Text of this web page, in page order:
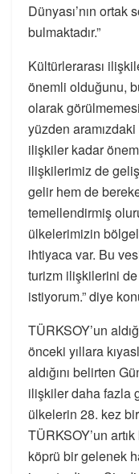
Dünyası’nın
bulmaktadır.”
Kültürlerarası
önemli olduğunu,
olarak
yüzden
ilişkiler kadar
ilişkilerimiz de
gelir hem de
temellendirmiş
ülkelerimizin
ihtiyaca var. Bu
turizm ilişkilerini
istiyorum.” diye
TÜRKSOY’un
önceki yıllara
aldığını belirten
ilişkiler daha fazla
ülkelerin 28. kez
TÜRKSOY’un
köprü bir gelenek